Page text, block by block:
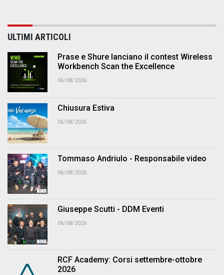
ULTIMI ARTICOLI
Prase e Shure lanciano il contest Wireless
Workbench Scan the Excellence
06/08/2026
Chiusura Estiva
06/08/2026
Tommaso Andriulo - Responsabile video
06/08/2026
Giuseppe Scutti - DDM Eventi
06/08/2026
RCF Academy: Corsi settembre-ottobre
2026